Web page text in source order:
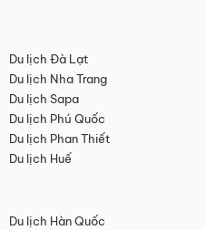
Du lịch Đà Lạt
Du lịch Nha Trang
Du lịch Sapa
Du lịch Phú Quốc
Du lịch Phan Thiết
Du lịch Huế
Du lịch Hàn Quốc